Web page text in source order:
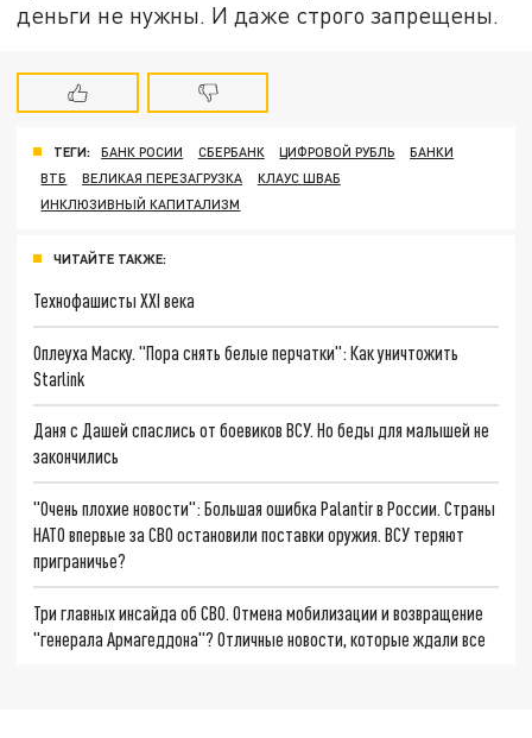
деньги не нужны. И даже строго запрещены.
ТЕГИ: БАНК РОСИИ СБЕРБАНК ЦИФРОВОЙ РУБЛЬ
БАНКИ
ВТБ
ВЕЛИКАЯ ПЕРЕЗАГРУЗКА
КЛАУС ШВАБ
ИНКЛЮЗИВНЫЙ КАПИТАЛИЗМ
ЧИТАЙТЕ ТАКЖЕ:
Технофашисты XXI века
Оплеуха Маску. "Пора снять белые перчатки": Как уничтожить
Starlink
Даня с Дашей спаслись от боевиков ВСУ. Но беды для малышей не
закончились
"Очень плохие новости": Большая ошибка Palantir в России. Страны
НАТО впервые за СВО остановили поставки оружия. ВСУ теряют
приграничье?
Три главных инсайда об СВО. Отмена мобилизации и возвращение
"генерала Армагеддона"? Отличные новости, которые ждали все